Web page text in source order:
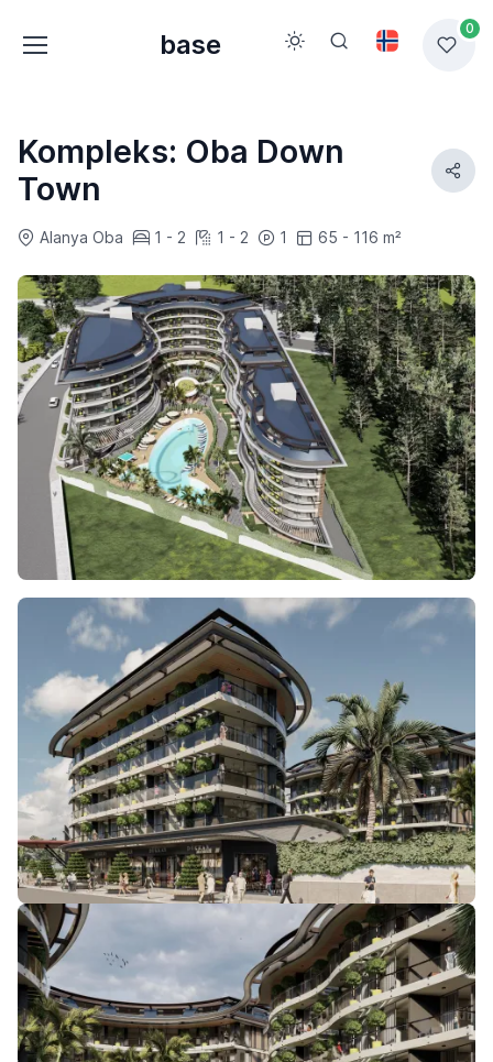
base
0
Kompleks: Oba Down
Town
Alanya Oba 1 - 2 1 - 2 1 65 - 116 m²